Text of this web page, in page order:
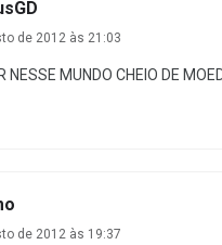
de 2012 às 21:03
NESSE MUNDO CHEIO DE
de 2012 às 19:37